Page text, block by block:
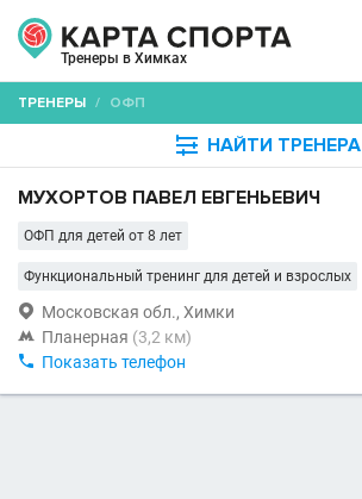
Тренеры в Химках
ТРЕНЕРЫ / ОФП
 НАЙТИ ТРЕНЕРА
МУХОРТОВ ПАВЕЛ ЕВГЕНЬЕВИЧ
ОФП для детей от 8 лет
Функциональный тренинг для детей и взрослых
 Московская обл., Химки
 Планерная (3,2 км)
 Показать телефон